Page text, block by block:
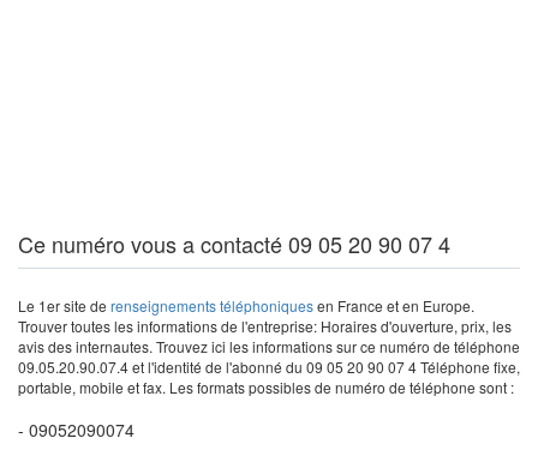
Ce numéro vous a contacté 09 05 20 90 07 4
Le 1er site de renseignements téléphoniquesen France et en Europe.
Trouver toutes les informations de l'entreprise: Horaires d'ouverture, prix, les
avis des internautes. Trouvez ici les informations sur ce numéro de téléphone
09.05.20.90.07.4 et l'identité de l'abonné du 09 05 20 90 07 4 Téléphone fixe,
portable, mobile et fax. Les formats possibles de numéro de téléphone sont :
- 09052090074